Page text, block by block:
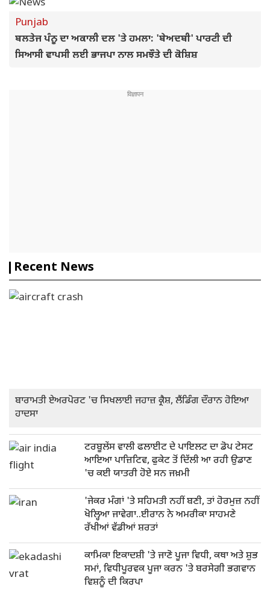
Punjab
ਬਲਤੇਜ ਪੰਨੂ ਦਾ ਅਕਾਲੀ ਦਲ 'ਤੇ ਹਮਲਾ: 'ਬੇਅਦਬੀ' ਪਾਰਟੀ ਦੀ
ਸਿਆਸੀ ਵਾਪਸੀ ਲਈ ਭਾਜਪਾ ਨਾਲ ਸਮਝੌਤੇ ਦੀ ਕੋਸ਼ਿਸ਼
Recent News
ਬਾਰਾਮਤੀ ਏਅਰਪੋਰਟ 'ਚ ਸਿਖਲਾਈ ਜਹਾਜ਼ ਕ੍ਰੈਸ਼, ਲੈਂਡਿੰਗ ਦੌਰਾਨ ਹੋਇਆ
ਹਾਦਸਾ
ਟਰਬੂਲੇਂਸ ਵਾਲੀ ਫਲਾਈਟ ਦੇ ਪਾਇਲਟ ਦਾ ਡੋਪ ਟੇਸਟ
ਆਇਆ ਪਾਜ਼ਿਟਿਵ, ਫੁਕੇਟ ਤੋਂ ਦਿੱਲੀ ਆ ਰਹੀ ਉਡਾਣ
'ਚ ਕਈ ਯਾਤਰੀ ਹੋਏ ਸਨ ਜਖ਼ਮੀ
'ਜੇਕਰ ਮੰਗਾਂ 'ਤੇ ਸਹਿਮਤੀ ਨਹੀਂ ਬਣੀ, ਤਾਂ ਹੋਰਮੁਜ਼ ਨਹੀਂ
ਖੋਲ੍ਹਿਆ ਜਾਵੇਗਾ..ਈਰਾਨ ਨੇ ਅਮਰੀਕਾ ਸਾਹਮਣੇ
ਰੱਖੀਆਂ ਵੱਡੀਆਂ ਸ਼ਰਤਾਂ
ਕਾਮਿਕਾ ਇਕਾਦਸ਼ੀ 'ਤੇ ਜਾਣੋ ਪੂਜਾ ਵਿਧੀ, ਕਥਾ ਅਤੇ ਸ਼ੁਭ
ਸਮਾਂ, ਵਿਧੀਪੂਰਵਕ ਪੂਜਾ ਕਰਨ 'ਤੇ ਬਰਸੇਗੀ ਭਗਵਾਨ
ਵਿਸ਼ਨੂੰ ਦੀ ਕਿਰਪਾ